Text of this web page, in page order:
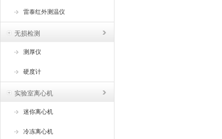
雷泰红外测温仪
无损检测
测厚仪
硬度计
实验室离心机
迷你离心机
冷冻离心机